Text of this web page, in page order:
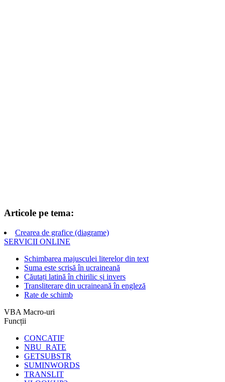
Articole pe tema:
Crearea de grafice (diagrame)
SERVICII ONLINE
Schimbarea majusculei literelor din text
Suma este scrisă în ucraineană
Căutați latină în chirilic și invers
Transliterare din ucraineană în engleză
Rate de schimb
VBA Macro-uri
Funcții
CONCATIF
NBU_RATE
GETSUBSTR
SUMINWORDS
TRANSLIT